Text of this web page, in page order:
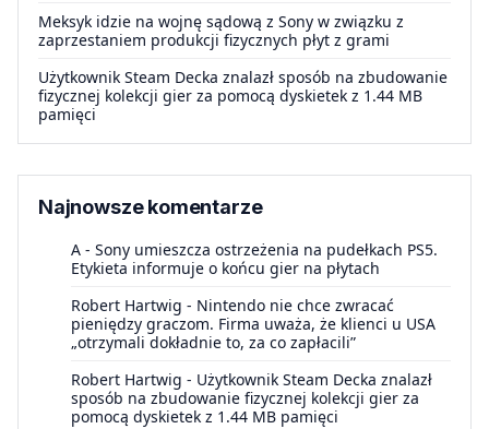
Meksyk idzie na wojnę sądową z Sony w związku z
zaprzestaniem produkcji fizycznych płyt z grami
Użytkownik Steam Decka znalazł sposób na zbudowanie
fizycznej kolekcji gier za pomocą dyskietek z 1.44 MB
pamięci
Najnowsze komentarze
A - Sony umieszcza ostrzeżenia na pudełkach PS5.
Etykieta informuje o końcu gier na płytach
Robert Hartwig - Nintendo nie chce zwracać
pieniędzy graczom. Firma uważa, że klienci u USA
„otrzymali dokładnie to, za co zapłacili”
Robert Hartwig - Użytkownik Steam Decka znalazł
sposób na zbudowanie fizycznej kolekcji gier za
pomocą dyskietek z 1.44 MB pamięci